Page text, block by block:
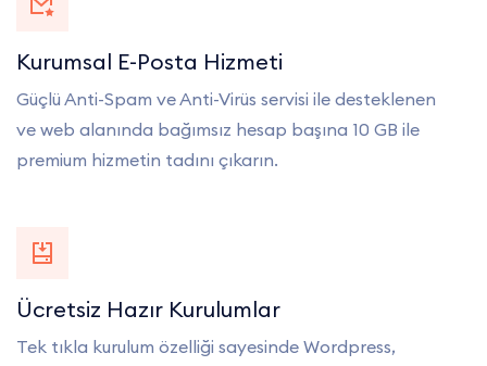
Kurumsal E-Posta Hizmeti
Güçlü Anti-Spam ve Anti-Virüs servisi ile desteklenen
ve web alanında bağımsız hesap başına 10 GB ile
premium hizmetin tadını çıkarın.
Ücretsiz Hazır Kurulumlar
Tek tıkla kurulum özelliği sayesinde Wordpress,